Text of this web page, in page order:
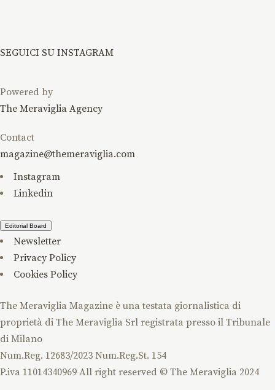
SEGUICI SU INSTAGRAM
Powered by
The Meraviglia Agency
Contact
magazine@themeraviglia.com
Instagram
Linkedin
Editorial Board
Newsletter
Privacy Policy
Cookies Policy
The Meraviglia Magazine è una testata giornalistica di
proprietà di The Meraviglia Srl registrata presso il Tribunale
di Milano
Num.Reg. 12683/2023 Num.Reg.St. 154
P.iva 1​1014340969 All right reserved © The Meraviglia 2024